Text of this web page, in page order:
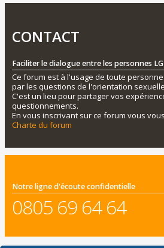
CONTACT
Faciliter le dialogue entre les personnes
Ce forum est à l'usage de toute
par les questions de l'orientation
C'est un lieu pour partager vos
questionnements.
En vous inscrivant sur ce forum vous
Charte du forum
Notre ligne d'écoute confidentielle
0805 69 64 64